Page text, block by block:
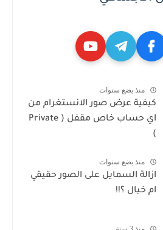
منذ بضع سنوات
كيفية عرض صور الانستغرام من
اي حساب خاص مقفل ( Private
)
منذ بضع سنوات
ازالة السمايل على الصور حقيقي
ام خيال ؟!!